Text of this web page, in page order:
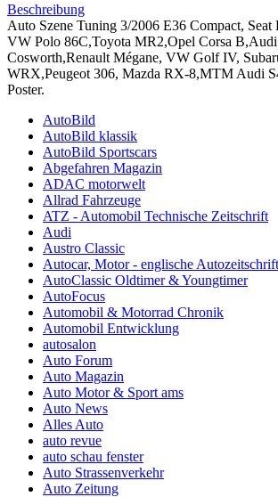
Beschreibung
Auto Szene Tuning 3/2006 E36 Compact,
VW Polo 86C,Toyota MR2,Opel Corsa
Cosworth,Renault Mégane, VW Golf IV,
WRX,Peugeot 306, Mazda RX-8,MTM Audi
Poster.
AutoBild
AutoBild klassik
AutoBild Sportscars
Abgefahren Magazin
ADAC motorwelt
Allrad Fahrzeuge
ATZ - Automobil Technische Zeitschrift
Audi
Austro Classic
Autocar, Motor - englische
AutoClassic Oldtimer & Youngtimer
AutoFocus
Automobil & Motorrad Chronik
Automobil Entwicklung
autosalon
Auto Forum
Auto Magazin
Auto Motor & Sport ams
Auto News
Alles Auto
auto revue
auto schau fenster
Auto Strassenverkehr
Auto Zeitung